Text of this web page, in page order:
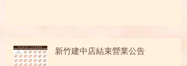
新竹建中店結束營業公告